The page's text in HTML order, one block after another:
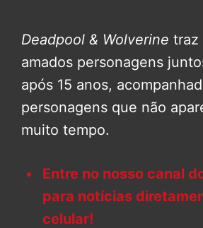
Deadpool & Wolverine traz
amados personagens
após 15 anos,
personagens que não
muito tempo.
Entre no nosso canal
para notícias
celular!